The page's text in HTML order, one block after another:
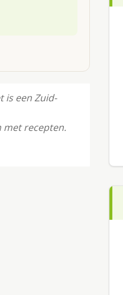
is een Zuid-
met recepten.